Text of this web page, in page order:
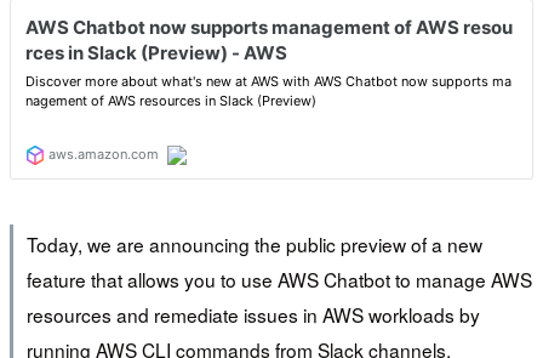
Today, we are announcing the public preview of a new
feature that allows you to use AWS Chatbot to manage AWS
resources and remediate issues in AWS workloads by
running AWS CLI commands from Slack channels.